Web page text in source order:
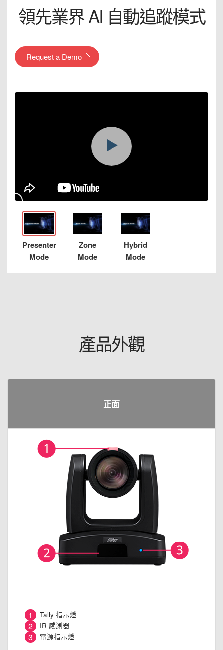
領先業界 AI 自動追蹤模式
Request a Demo
Presenter
Mode
Zone
Mode
Hybrid
Mode
產品外觀
正面
1 Tally 指示燈
2 IR 感測器
3 電源指示燈